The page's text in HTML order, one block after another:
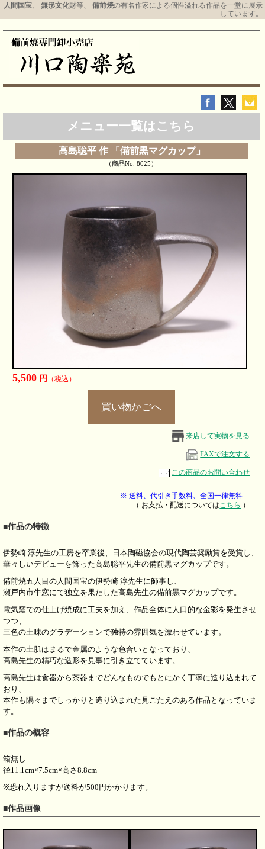
人間国宝、 無形文化財等、 備前焼の有名作家による個性溢れる作品を一堂に展示
しています。
メニュー一覧はこちら
高島聡平 作 「備前黒マグカップ」
（商品No. 8025）
5,500 円 （税込）
来店して実物を見る
FAXで注文する
この商品のお問い合わせ
※ 送料、代引き手数料、全国一律無料
（ お支払・配送については こちら ）
■作品の特徴
伊勢崎 淳先生の工房を卒業後、日本陶磁協会の現代陶芸奨励賞を受賞し、
華々しいデビューを飾った高島聡平先生の備前黒マグカップです。
備前焼五人目の人間国宝の伊勢崎 淳先生に師事し、
瀬戸内市牛窓にて独立を果たした高島先生の備前黒マグカップです。
電気窯での仕上げ焼成に工夫を加え、作品全体に人口的な金彩を発生させ
つつ、
三色の土味のグラデーションで独特の雰囲気を漂わせています。
本作の土肌はまるで金属のような色合いとなっており、
高島先生の精巧な造形を見事に引き立てています。
高島先生は食器から茶器までどんなものでもとにかく丁寧に造り込まれて
おり、
本作も隅々までしっかりと造り込まれた見ごたえのある作品となっていま
す。
■作品の概容
箱無し
径11.1cm×7.5cm×高さ8.8cm
※恐れ入りますが送料が500円かかります。
■作品画像